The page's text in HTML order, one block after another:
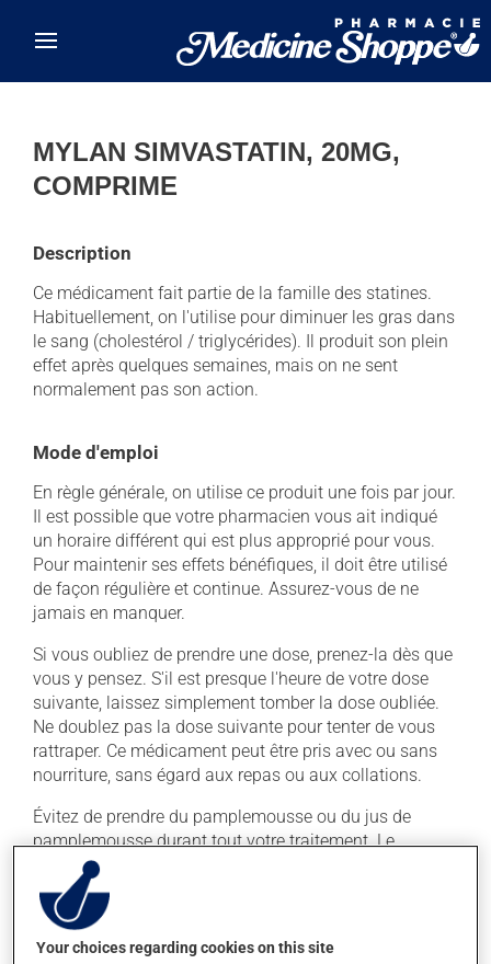
MYLAN SIMVASTATIN, 20MG,
COMPRIME
Description
Ce médicament fait partie de la famille des statines.
Habituellement, on l'utilise pour diminuer les gras dans
le sang (cholestérol / triglycérides). Il produit son plein
effet après quelques semaines, mais on ne sent
normalement pas son action.
Mode d'emploi
En règle générale, on utilise ce produit une fois par jour.
Il est possible que votre pharmacien vous ait indiqué
un horaire différent qui est plus approprié pour vous.
Pour maintenir ses effets bénéfiques, il doit être utilisé
de façon régulière et continue. Assurez-vous de ne
jamais en manquer.
Si vous oubliez de prendre une dose, prenez-la dès que
vous y pensez. S'il est presque l'heure de votre dose
suivante, laissez simplement tomber la dose oubliée.
Ne doublez pas la dose suivante pour tenter de vous
rattraper. Ce médicament peut être pris avec ou sans
nourriture, sans égard aux repas ou aux collations.
Évitez de prendre du pamplemousse ou du jus de
pamplemousse durant tout votre traitement. Le
pamplemousse peut sensiblement modifier l'effet de
votre médicament. Évitez la consommation excessive
d'alcool durant le traitement.
Your choices regarding cookies on this site